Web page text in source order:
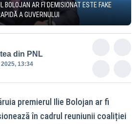
BOLOJAN AR FI DEMISIONAT ESTE FAKE
A GUVERNULUI
din PNL
13:34
premierul Ilie Bolojan ar fi
în cadrul reuniunii coaliției